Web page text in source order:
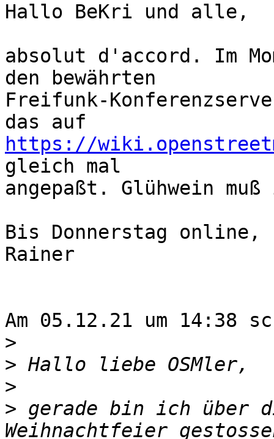
Hallo BeKri und alle,
absolut d'accord. Im
den bewährten
Freifunk-
https://
gleich mal
angepaßt. Glühwein
Bis Donnerstag online,
Rainer
Am 05.12.21 um 14:38
>
>
>
> gerade bin ich über